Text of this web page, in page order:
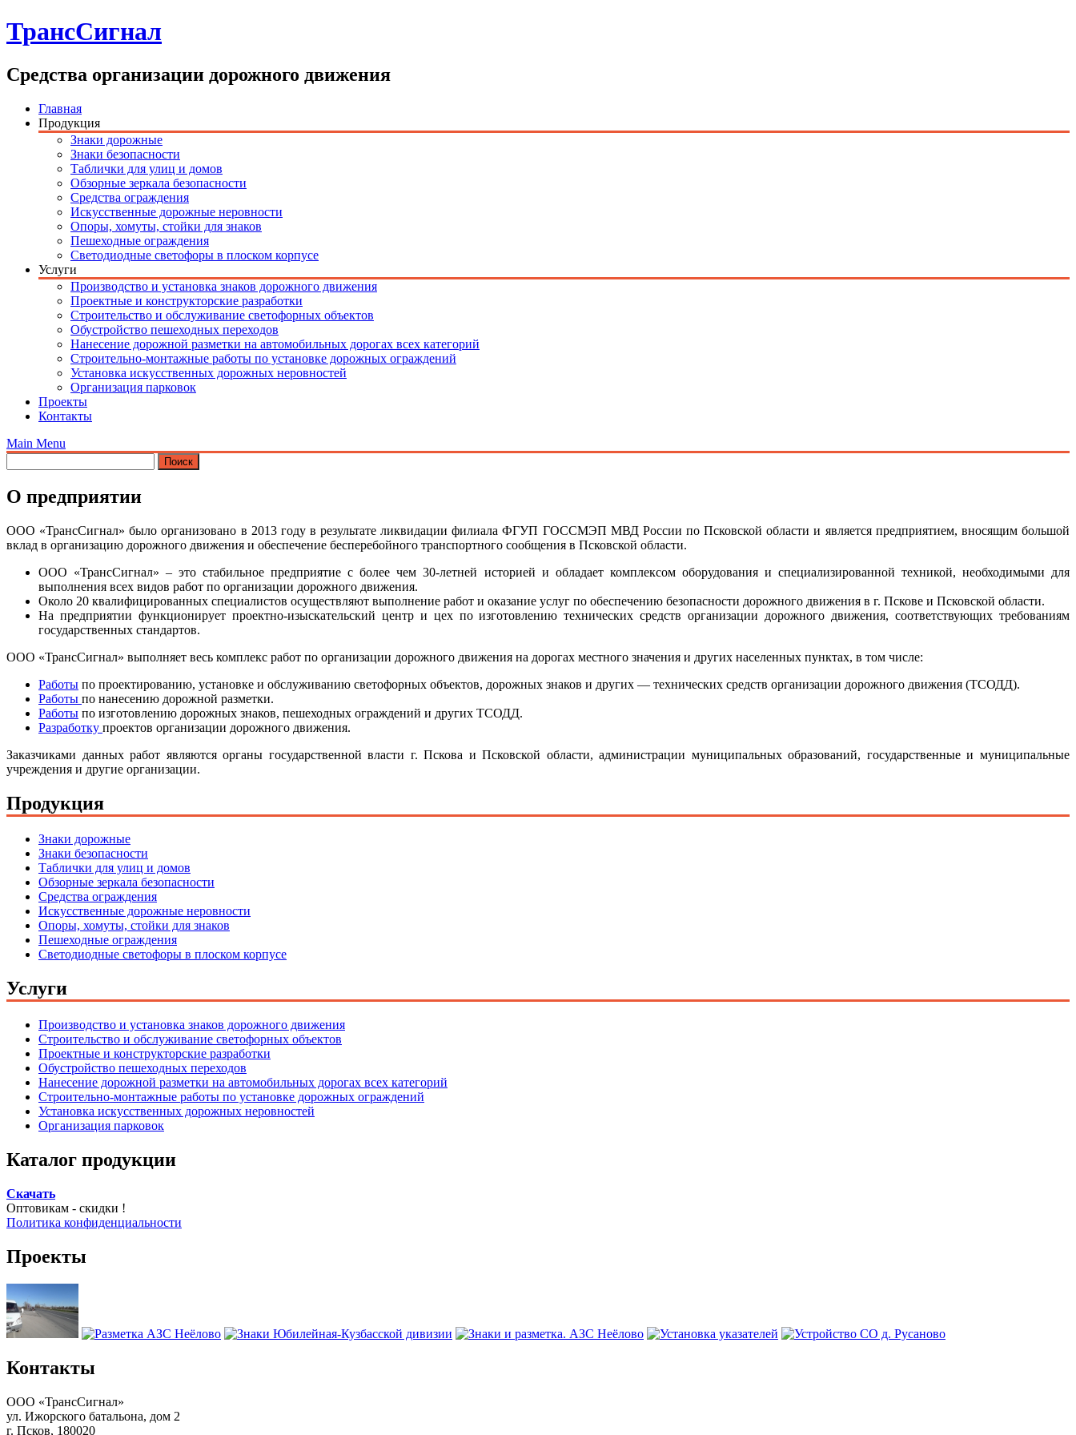
ТрансСигнал
Средства организации дорожного движения
Главная
Продукция
Знаки дорожные
Знаки безопасности
Таблички для улиц и домов
Обзорные зеркала безопасности
Средства ограждения
Искусственные дорожные неровности
Опоры, хомуты, стойки для знаков
Пешеходные ограждения
Светодиодные светофоры в плоском корпусе
Услуги
Производство и установка знаков дорожного движения
Проектные и конструкторские разработки
Строительство и обслуживание светофорных объектов
Обустройство пешеходных переходов
Нанесение дорожной разметки на автомобильных дорогах всех категорий
Строительно-монтажные работы по установке дорожных ограждений
Установка искусственных дорожных неровностей
Организация парковок
Проекты
Контакты
Main Menu
О предприятии
ООО «ТрансСигнал» было организовано в 2013 году в результате ликвидации филиала ФГУП ГОССМЭП МВД России по Псковской области и является предприятием, вносящим большой
вклад в организацию дорожного движения и обеспечение бесперебойного транспортного сообщения в Псковской области.
ООО «ТрансСигнал» – это стабильное предприятие с более чем 30-летней историей и обладает комплексом оборудования и специализированной техникой, необходимыми для
выполнения всех видов работ по организации дорожного движения.
Около 20 квалифицированных специалистов осуществляют выполнение работ и оказание услуг по обеспечению безопасности дорожного движения в г. Пскове и Псковской области.
На предприятии функционирует проектно-изыскательский центр и цех по изготовлению технических средств организации дорожного движения, соответствующих требованиям
государственных стандартов.
ООО «ТрансСигнал» выполняет весь комплекс работ по организации дорожного движения на дорогах местного значения и других населенных пунктах, в том числе:
Работы по проектированию, установке и обслуживанию светофорных объектов, дорожных знаков и других — технических средств организации дорожного движения (ТСОДД).
Работы по нанесению дорожной разметки.
Работы по изготовлению дорожных знаков, пешеходных ограждений и других ТСОДД.
Разработку проектов организации дорожного движения.
Заказчиками данных работ являются органы государственной власти г. Пскова и Псковской области, администрации муниципальных образований, государственные и муниципальные
учреждения и другие организации.
Продукция
Знаки дорожные
Знаки безопасности
Таблички для улиц и домов
Обзорные зеркала безопасности
Средства ограждения
Искусственные дорожные неровности
Опоры, хомуты, стойки для знаков
Пешеходные ограждения
Светодиодные светофоры в плоском корпусе
Услуги
Производство и установка знаков дорожного движения
Строительство и обслуживание светофорных объектов
Проектные и конструкторские разработки
Обустройство пешеходных переходов
Нанесение дорожной разметки на автомобильных дорогах всех категорий
Строительно-монтажные работы по установке дорожных ограждений
Установка искусственных дорожных неровностей
Организация парковок
Каталог продукции
Скачать
Оптовикам - скидки !
Политика конфиденциальности
Проекты
Контакты
ООО «ТрансСигнал»
ул. Ижорского батальона, дом 2
г. Псков, 180020